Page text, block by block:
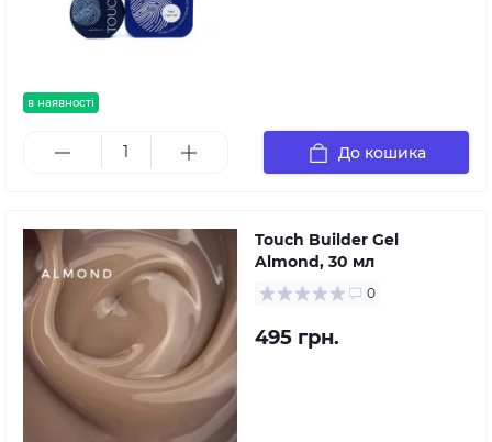
в наявності
До кошика
Touch Builder Gel
Almond, 30 мл
0
495 грн.